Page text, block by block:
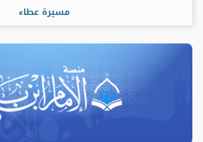
مسيرة عطاء